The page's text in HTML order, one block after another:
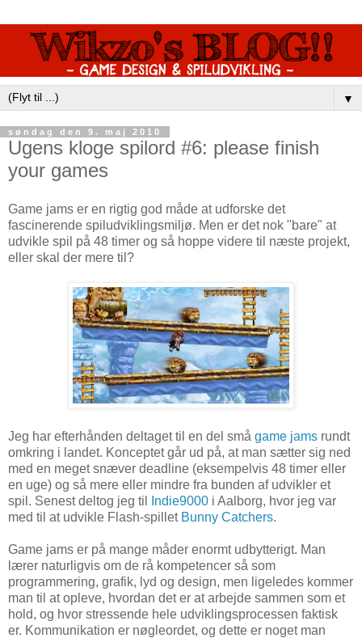
▼
søndag den 9. maj 2010
Ugens kloge spilord #6: please finish
your games
Game jams er en rigtig god måde at udforske det
fascinerende spiludviklingsmiljø. Men er det nok "bare" at
udvikle spil på 48 timer og så hoppe videre til næste projekt,
eller skal der mere til?
Jeg har efterhånden deltaget til en del små game jams rundt
omkring i landet. Konceptet går ud på, at man sætter sig ned
med en meget snæver deadline (eksempelvis 48 timer eller
en uge) og så mere eller mindre fra bunden af udvikler et
spil. Senest deltog jeg til
Indie9000 i Aalborg, hvor jeg var
med til at udvikle Flash-spillet Bunny Catchers.
Game jams er på mange måder enormt udbytterigt. Man
lærer naturligvis om de rå kompetencer så som
programmering, grafik, lyd og design, men ligeledes kommer
man til at opleve, hvordan det er at arbejde sammen som et
hold, og hvor stressende hele udviklingsprocessen faktisk
er. Kommunikation er nøgleordet, og dette er noget man